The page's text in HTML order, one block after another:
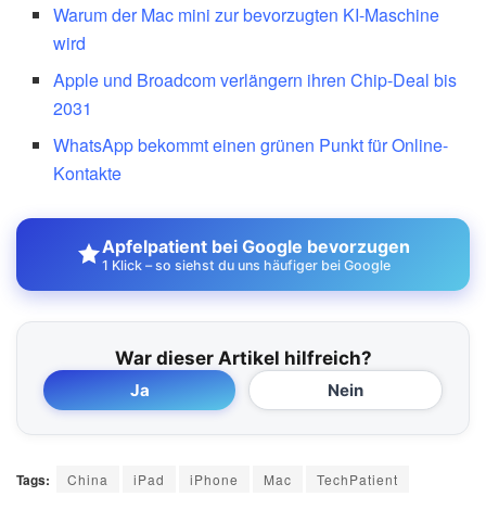
Warum der Mac mini zur bevorzugten KI-Maschine
wird
Apple und Broadcom verlängern ihren Chip-Deal bis
2031
WhatsApp bekommt einen grünen Punkt für Online-
Kontakte
Apfelpatient bei Google bevorzugen
1 Klick – so siehst du uns häufiger bei Google
War dieser Artikel hilfreich?
Ja Nein
Tags: China iPad iPhone Mac TechPatient